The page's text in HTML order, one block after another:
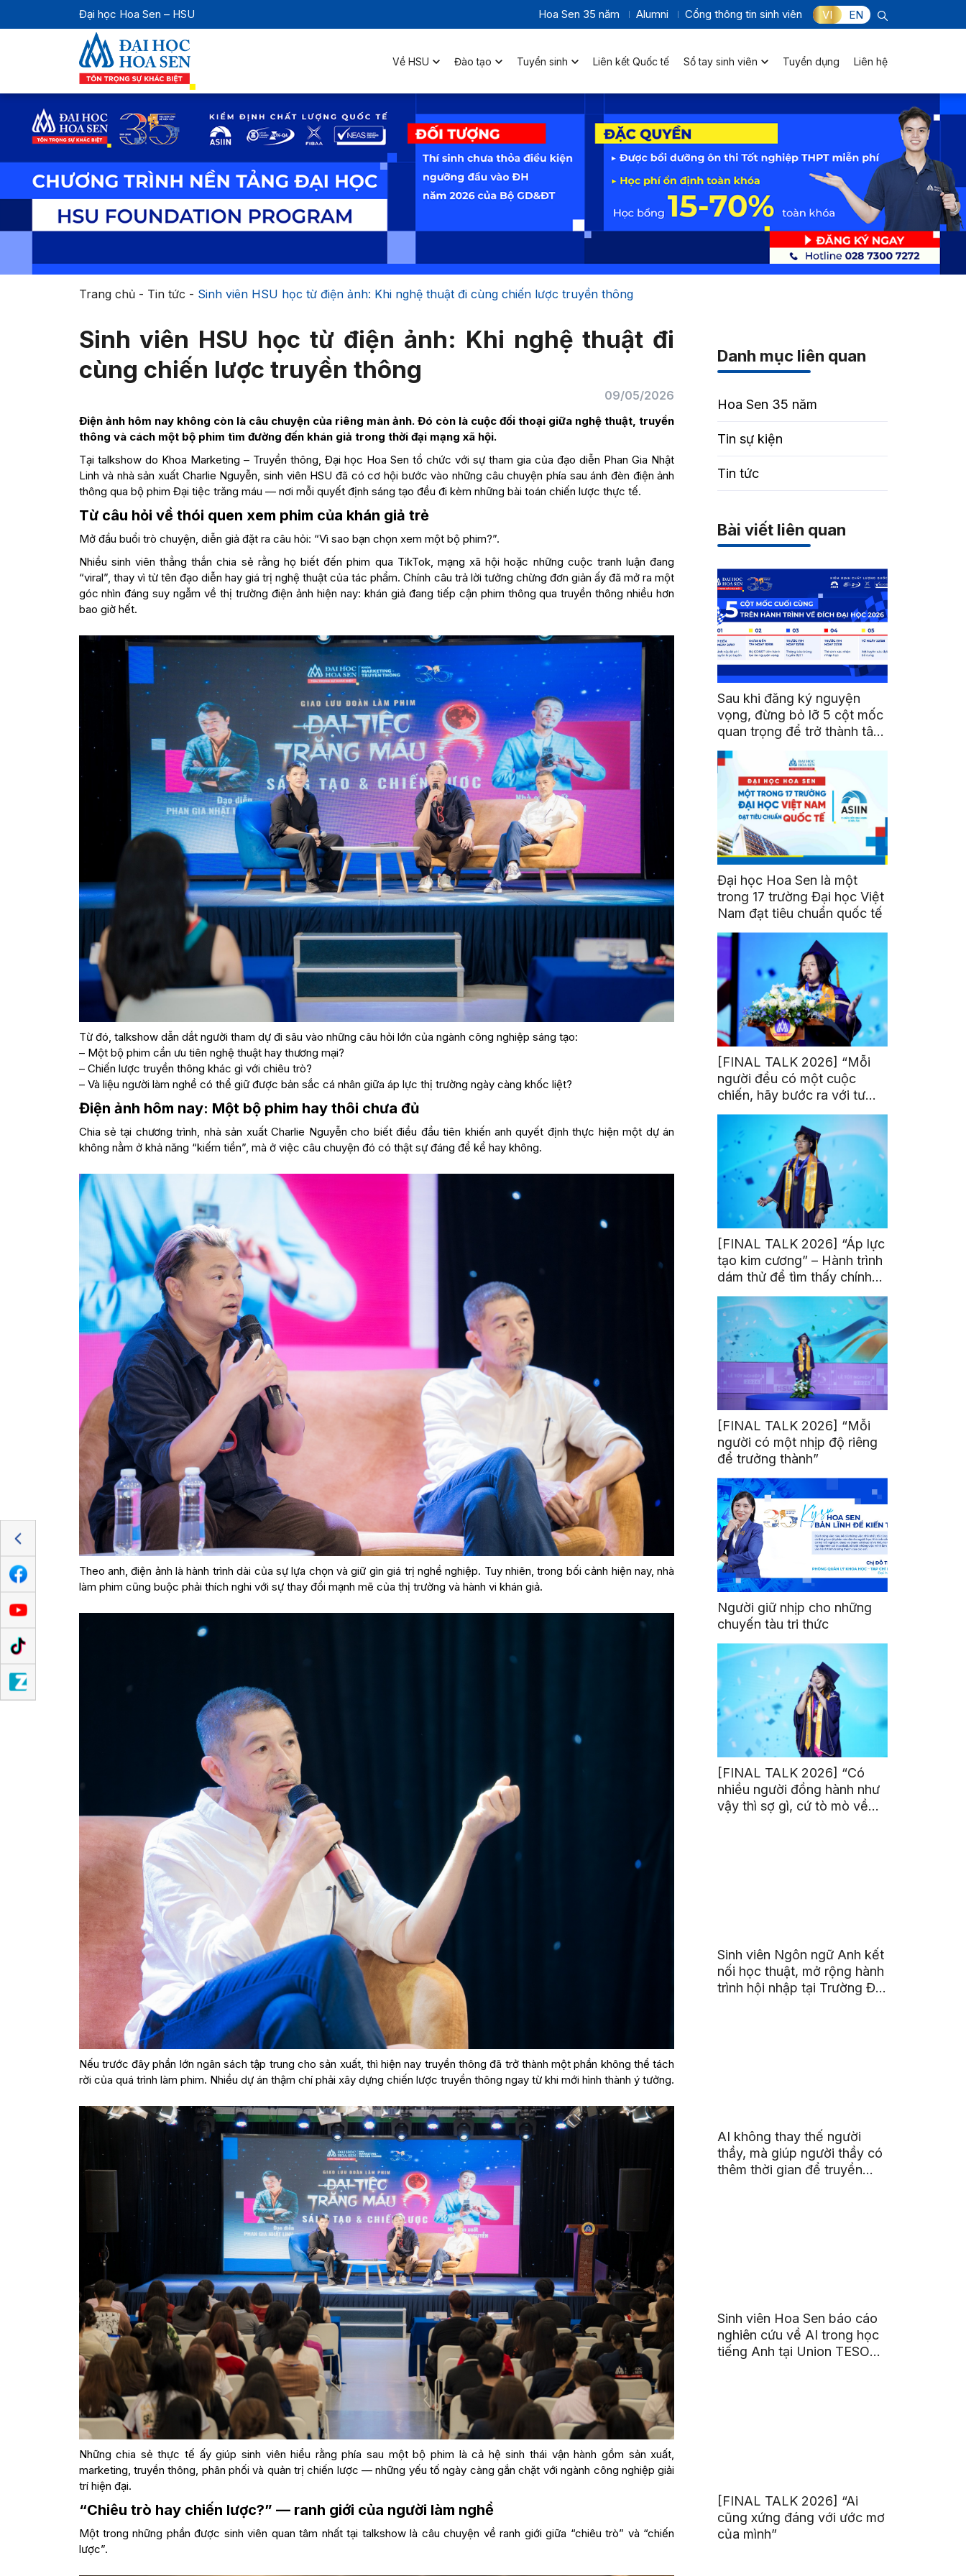
Đại học Hoa Sen – HSU Hoa Sen 35 năm Alumni Cổng thông tin sinh viên VI EN
Về HSU Đào tạo Tuyển sinh Liên kết Quốc tế Sổ tay sinh viên Tuyển dụng Liên hệ
Trang chủ- Tin tức - Sinh viên HSU học từ điện ảnh: Khi nghệ thuật đi cùng chiến lược truyền thông
Sinh viên HSU học từ điện ảnh: Khi nghệ thuật đi
cùng chiến lược truyền thông
09/05/2026
Điện ảnh hôm nay không còn là câu chuyện của riêng màn ảnh. Đó còn là cuộc đối thoại giữa nghệ thuật, truyền
thông và cách một bộ phim tìm đường đến khán giả trong thời đại mạng xã hội.
Tại talkshow do Khoa Marketing – Truyền thông, Đại học Hoa Sen tổ chức với sự tham gia của đạo diễn Phan Gia Nhật
Linh và nhà sản xuất Charlie Nguyễn, sinh viên HSU đã có cơ hội bước vào những câu chuyện phía sau ánh đèn điện ảnh
thông qua bộ phim Đại tiệc trăng máu — nơi mỗi quyết định sáng tạo đều đi kèm những bài toán chiến lược thực tế.
Từ câu hỏi về thói quen xem phim của khán giả trẻ
Mở đầu buổi trò chuyện, diễn giả đặt ra câu hỏi: “Vì sao bạn chọn xem một bộ phim?”.
Nhiều sinh viên thẳng thắn chia sẻ rằng họ biết đến phim qua TikTok, mạng xã hội hoặc những cuộc tranh luận đang
“viral”, thay vì từ tên đạo diễn hay giá trị nghệ thuật của tác phẩm. Chính câu trả lời tưởng chừng đơn giản ấy đã mở ra một
góc nhìn đáng suy ngẫm về thị trường điện ảnh hiện nay: khán giả đang tiếp cận phim thông qua truyền thông nhiều hơn
bao giờ hết.
Từ đó, talkshow dẫn dắt người tham dự đi sâu vào những câu hỏi lớn của ngành công nghiệp sáng tạo:
– Một bộ phim cần ưu tiên nghệ thuật hay thương mại?
– Chiến lược truyền thông khác gì với chiêu trò?
– Và liệu người làm nghề có thể giữ được bản sắc cá nhân giữa áp lực thị trường ngày càng khốc liệt?
Điện ảnh hôm nay: Một bộ phim hay thôi chưa đủ
Chia sẻ tại chương trình, nhà sản xuất Charlie Nguyễn cho biết điều đầu tiên khiến anh quyết định thực hiện một dự án
không nằm ở khả năng “kiếm tiền”, mà ở việc câu chuyện đó có thật sự đáng để kể hay không.
Theo anh, điện ảnh là hành trình dài của sự lựa chọn và giữ gìn giá trị nghề nghiệp. Tuy nhiên, trong bối cảnh hiện nay, nhà
làm phim cũng buộc phải thích nghi với sự thay đổi mạnh mẽ của thị trường và hành vi khán giả.
Nếu trước đây phần lớn ngân sách tập trung cho sản xuất, thì hiện nay truyền thông đã trở thành một phần không thể tách
rời của quá trình làm phim. Nhiều dự án thậm chí phải xây dựng chiến lược truyền thông ngay từ khi mới hình thành ý tưởng.
Những chia sẻ thực tế ấy giúp sinh viên hiểu rằng phía sau một bộ phim là cả hệ sinh thái vận hành gồm sản xuất,
marketing, truyền thông, phân phối và quản trị chiến lược — những yếu tố ngày càng gắn chặt với ngành công nghiệp giải
trí hiện đại.
“Chiêu trò hay chiến lược?” — ranh giới của người làm nghề
Một trong những phần được sinh viên quan tâm nhất tại talkshow là câu chuyện về ranh giới giữa “chiêu trò” và “chiến
lược”.
Danh mục liên quan
Hoa Sen 35 năm
Tin sự kiện
Tin tức
Bài viết liên quan
Sau khi đăng ký nguyện
vọng, đừng bỏ lỡ 5 cột mốc
quan trọng để trở thành tân
sinh viên HSU
Đại học Hoa Sen là một
trong 17 trường Đại học Việt
Nam đạt tiêu chuẩn quốc tế
[FINAL TALK 2026] “Mỗi
người đều có một cuộc
chiến, hãy bước ra với tư
thế của người chiến thắng”
[FINAL TALK 2026] “Áp lực
tạo kim cương” – Hành trình
dám thử để tìm thấy chính
mình
[FINAL TALK 2026] “Mỗi
người có một nhịp độ riêng
để trưởng thành”
Người giữ nhịp cho những
chuyến tàu tri thức
[FINAL TALK 2026] “Có
nhiều người đồng hành như
vậy thì sợ gì, cứ tò mò về
Sinh viên Ngôn ngữ Anh kết
nối học thuật, mở rộng hành
trình hội nhập tại Trường Đại
AI không thay thế người
thầy, mà giúp người thầy có
thêm thời gian để truyền
Sinh viên Hoa Sen báo cáo
nghiên cứu về AI trong học
tiếng Anh tại Union TESOL
[FINAL TALK 2026] “Ai
cũng xứng đáng với ước mơ
của mình”